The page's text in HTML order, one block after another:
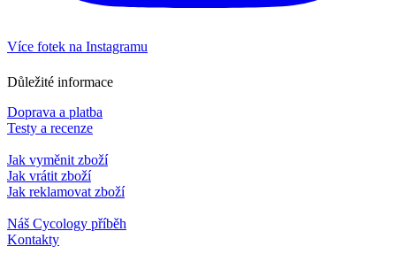
Více fotek na Instagramu
Důležité informace
Doprava a platba
Testy a recenze
Jak vyměnit zboží
Jak vrátit zboží
Jak reklamovat zboží
Náš Cycology příběh
Kontakty